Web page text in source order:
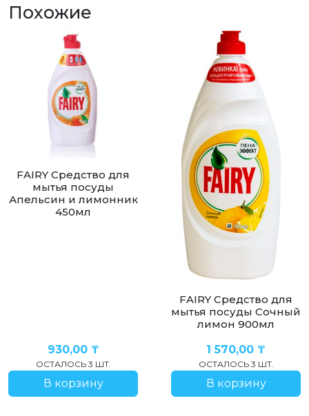
ванной
Морской
Похожие
FAIRY Средство для
мытья посуды
Апельсин и лимонник
450мл
930,00 ₸
ОСТАЛОСЬ 3 ШТ.
В корзину
FAIRY Средство для
мытья посуды Сочный
лимон 900мл
1 570,00 ₸
ОСТАЛОСЬ 3 ШТ.
В корзину